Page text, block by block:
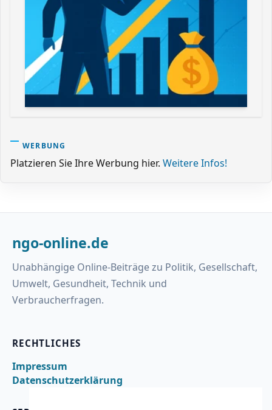
WERBUNG
Platzieren Sie Ihre Werbung hier. Weitere Infos!
ngo-online.de
Unabhängige Online-Beiträge zu Politik, Gesellschaft,
Umwelt, Gesundheit, Technik und
Verbraucherfragen.
RECHTLICHES
Impressum
Datenschutzerklärung